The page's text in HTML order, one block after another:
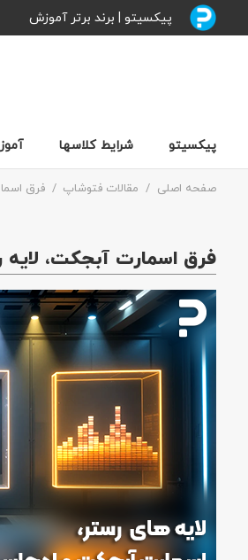
پیکسیتو | برند برتر آموزش
پیکسیتو شرایط کلاسها
صفحه اصلی / مقالات فتوشاپ / فرق
فرق اسمارت آبجکت،